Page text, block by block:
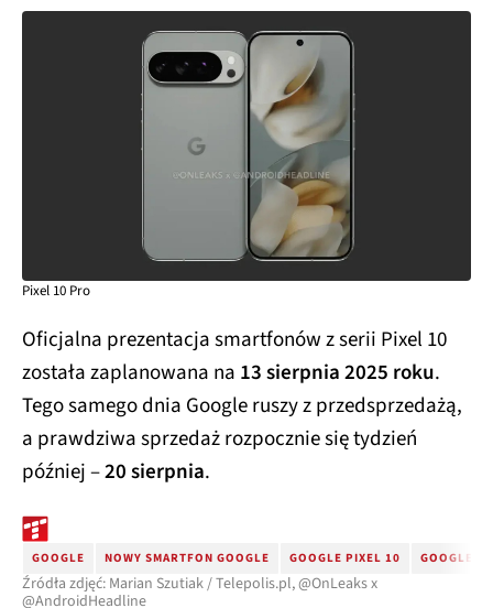
Pixel 10 Pro
Oficjalna prezentacja smartfonów z serii Pixel 10
została zaplanowana na 13 sierpnia 2025 roku.
Tego samego dnia Google ruszy z przedsprzedażą,
a prawdziwa sprzedaż rozpocznie się tydzień
później –20 sierpnia.
GOOGLE NOWY SMARTFON GOOGLE GOOGLE PIXEL 10 GOOGLE
Źródła zdjęć: Marian Szutiak / Telepolis.pl, @OnLeaks x
@AndroidHeadline